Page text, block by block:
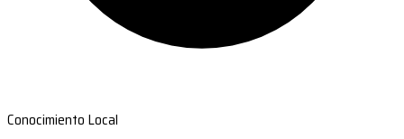
Conocimiento Local